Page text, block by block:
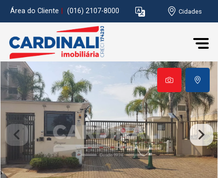
Área do Cliente (016) 2107-8000 Cidades